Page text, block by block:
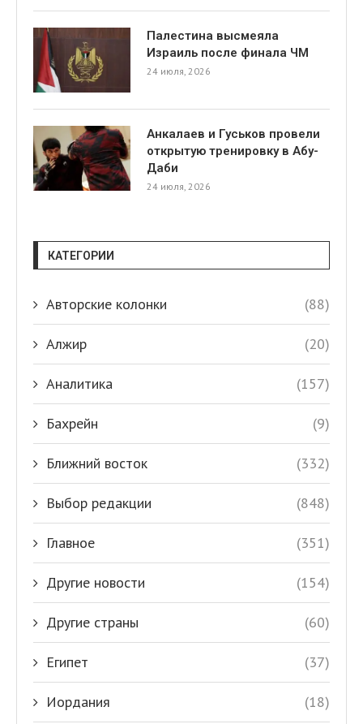
Палестина высмеяла
Израиль после финала ЧМ
24 июля, 2026
Анкалаев и Гуськов провели
открытую тренировку в Абу-
Даби
24 июля, 2026
КАТЕГОРИИ
Авторские колонки (88)
Алжир (20)
Аналитика (157)
Бахрейн (9)
Ближний восток (332)
Выбор редакции (848)
Главное (351)
Другие новости (154)
Другие страны (60)
Египет (37)
Иордания (18)